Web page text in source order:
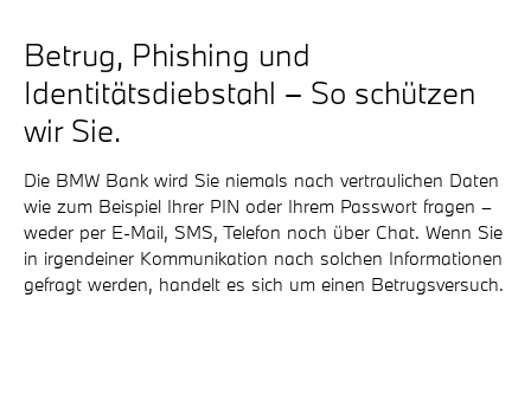
Betrug, Phishing und
Identitätsdiebstahl – So schützen
wir Sie.
Die BMW Bank wird Sie niemals nach vertraulichen Daten
wie zum Beispiel Ihrer PIN oder Ihrem Passwort fragen –
weder per E-Mail, SMS, Telefon noch über Chat. Wenn Sie
in irgendeiner Kommunikation nach solchen Informationen
gefragt werden, handelt es sich um einen Betrugsversuch.